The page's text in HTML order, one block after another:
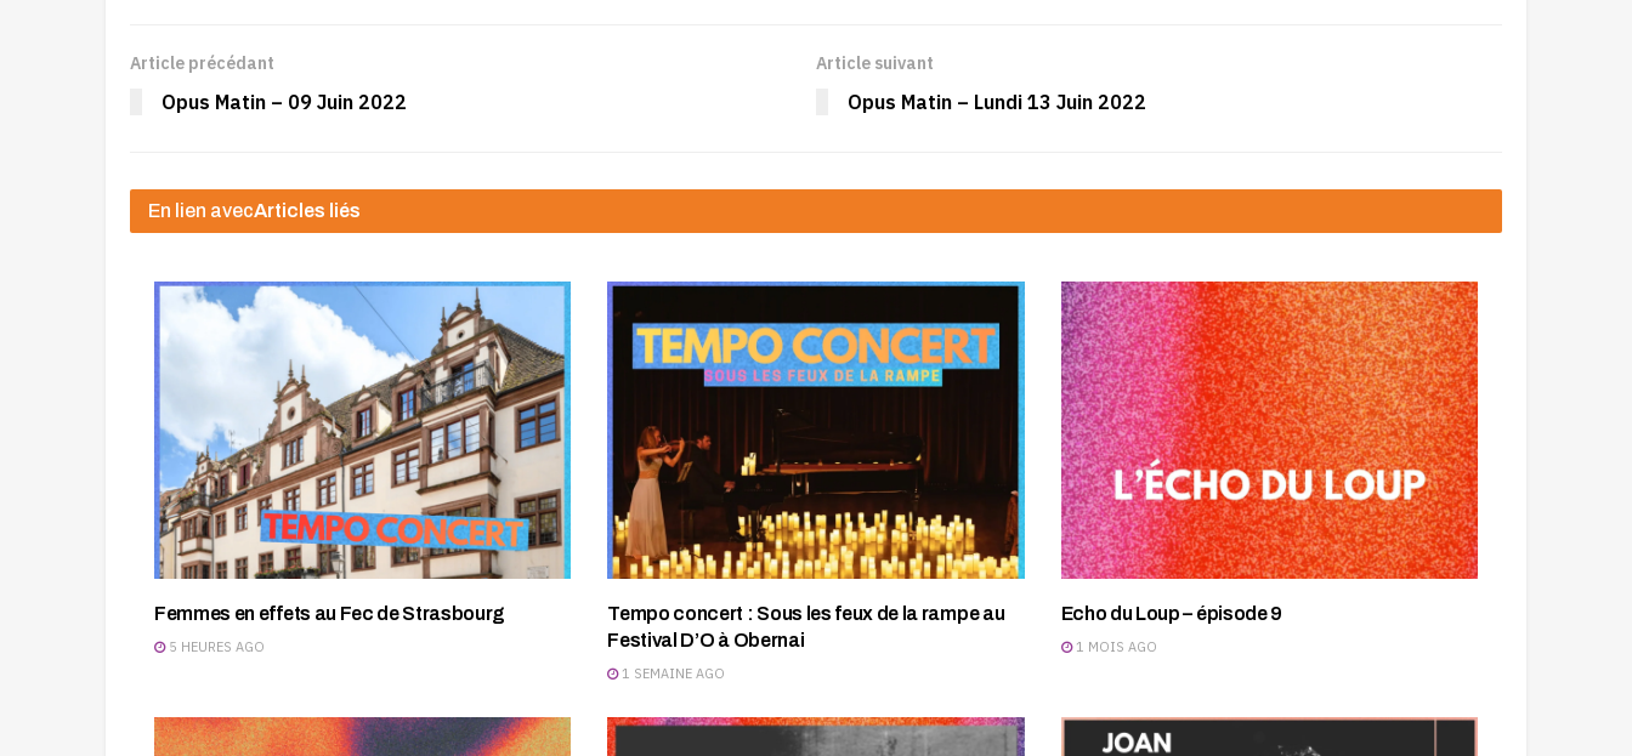
Article précédant
Opus Matin – 09 Juin 2022
Article suivant
Opus Matin – Lundi 13 Juin 2022
En lien avecArticles liés
Femmes en effets au Fec de Strasbourg
5 HEURES AGO
Tempo concert : Sous les feux de la rampe au
Festival D’O à Obernai
1 SEMAINE AGO
Echo du Loup – épisode 9
1 MOIS AGO